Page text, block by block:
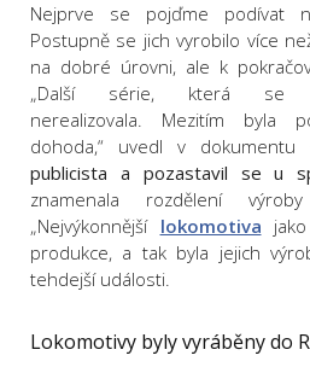
Nejprve se pojďme podívat
Postupně se jich vyrobilo více
na dobré úrovni, ale k
„Další série, která se
nerealizovala. Mezitím byla
dohoda,“ uvedl v dokumentu
publicista a pozastavil se u
znamenala rozdělení
„Nejvýkonnější lokomotiva
produkce, a tak byla jejich
tehdejší události.
Lokomotivy byly vyráběny do